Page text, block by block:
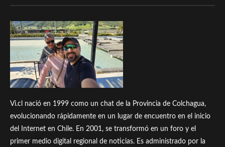
Vi.cl nació en 1999 como un chat de la Provincia de Colchagua,
evolucionando rápidamente en un lugar de encuentro en el inicio
del Internet en Chile. En 2001, se transformó en un foro y el
primer medio digital regional de noticias. Es administrado por la